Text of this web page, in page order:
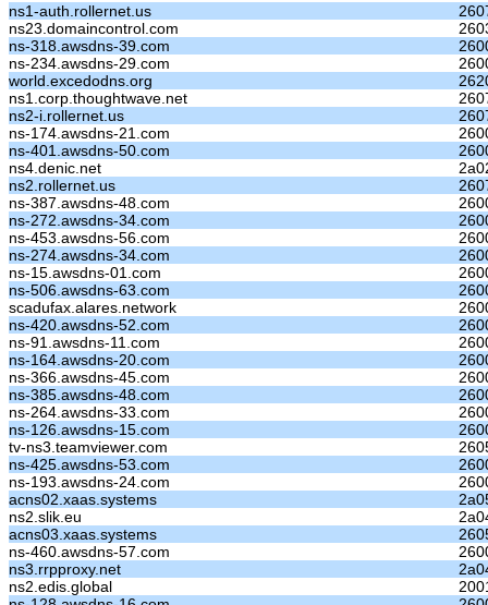
ns1-auth.rollernet.us
ns23.domaincontrol.com
ns-318.awsdns-39.com
ns-234.awsdns-29.com
world.excedodns.org
ns1.corp.thoughtwave.net
ns2-i.rollernet.us
ns-174.awsdns-21.com
ns-401.awsdns-50.com
ns4.denic.net
ns2.rollernet.us
ns-387.awsdns-48.com
ns-272.awsdns-34.com
ns-453.awsdns-56.com
ns-274.awsdns-34.com
ns-15.awsdns-01.com
ns-506.awsdns-63.com
scadufax.alares.network
ns-420.awsdns-52.com
ns-91.awsdns-11.com
ns-164.awsdns-20.com
ns-366.awsdns-45.com
ns-385.awsdns-48.com
ns-264.awsdns-33.com
ns-126.awsdns-15.com
tv-ns3.teamviewer.com
ns-425.awsdns-53.com
ns-193.awsdns-24.com
acns02.xaas.systems
ns2.slik.eu
acns03.xaas.systems
ns-460.awsdns-57.com
ns3.rrpproxy.net
ns2.edis.global